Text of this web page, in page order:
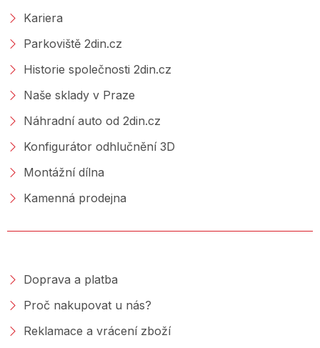
Kariera
Parkoviště 2din.cz
Historie společnosti 2din.cz
Naše sklady v Praze
Náhradní auto od 2din.cz
Konfigurátor odhlučnění 3D
Montážní dílna
Kamenná prodejna
Doprava a platba
Proč nakupovat u nás?
Reklamace a vrácení zboží